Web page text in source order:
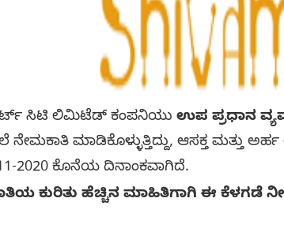
ಸಿಟಿ ಲಿಮಿಟೆಡ್ ಕಂಪನಿಯು ಉಪ ಪ್ರಧಾನ
ಮಾಡಿಕೊಳ್ಳುತ್ತಿದ್ದು, ಆಸಕ್ತ ಮತ್ತು
2020 ಕೊನೆಯ ದಿನಾಂಕವಾಗಿದೆ.
ಕುರಿತು ಹೆಚ್ಚಿನ ಮಾಹಿತಿಗಾಗಿ ಈ ಕೆಳಗಡೆ